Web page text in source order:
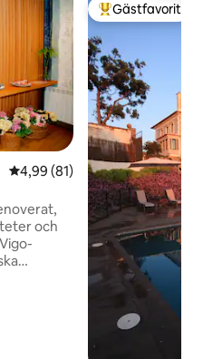
4,99 av 5 i genomsnittligt
4,99 (81)
och
Populär
Gästfavorit